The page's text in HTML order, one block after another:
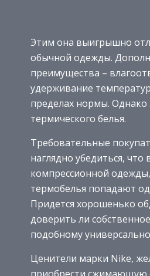
Этим она выигрышно
обычной одежды.
преимущества –
удерживание
пределах нормы. Однако
термического белья.
Требовательные
наглядно убедиться, что
компрессионной
термобелья попадают
Придется хорошенько
доверить ли
подобному
Ценители марки Nike,